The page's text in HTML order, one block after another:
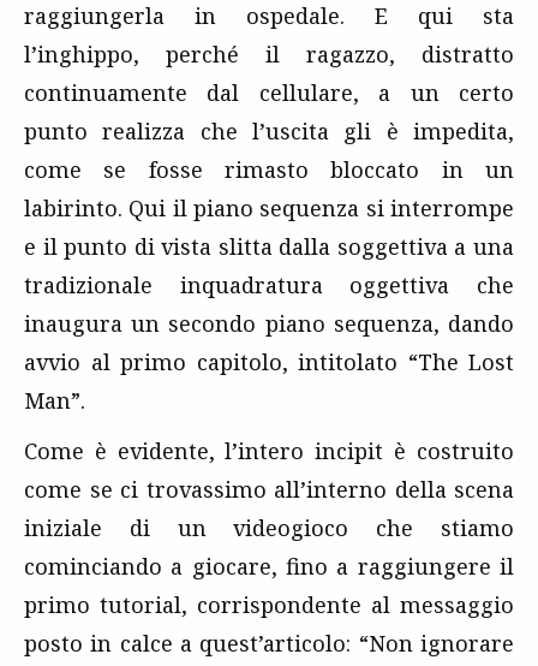
raggiungerla in ospedale. E qui sta
l’inghippo, perché il ragazzo, distratto
continuamente dal cellulare, a un certo
punto realizza che l’uscita gli è impedita,
come se fosse rimasto bloccato in un
labirinto. Qui il piano sequenza si interrompe
e il punto di vista slitta dalla soggettiva a una
tradizionale inquadratura oggettiva che
inaugura un secondo piano sequenza, dando
avvio al primo capitolo, intitolato “The Lost
Man”.
Come è evidente, l’intero incipit è costruito
come se ci trovassimo all’interno della scena
iniziale di un videogioco che stiamo
cominciando a giocare, fino a raggiungere il
primo tutorial, corrispondente al messaggio
posto in calce a quest’articolo: “Non ignorare